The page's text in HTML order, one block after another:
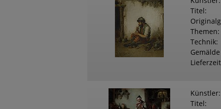
Titel
Themen
Technik
Lieferzeit
Künstler
Titel